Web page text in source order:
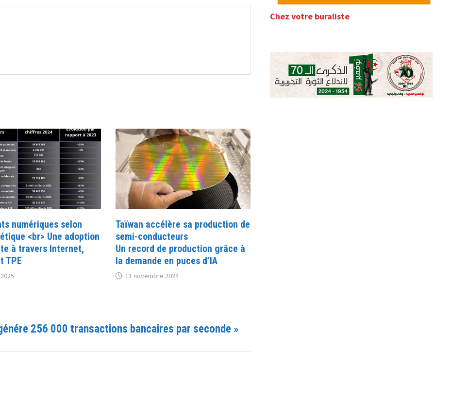
numériques selon
<br> Une adoption
à travers Internet,
TPE
Taïwan accélère sa production de
semi-conducteurs
Un record de production grâce à
la demande en puces d’IA
11 novembre 2024
256 000 transactions bancaires par seconde »
Chez votre buraliste